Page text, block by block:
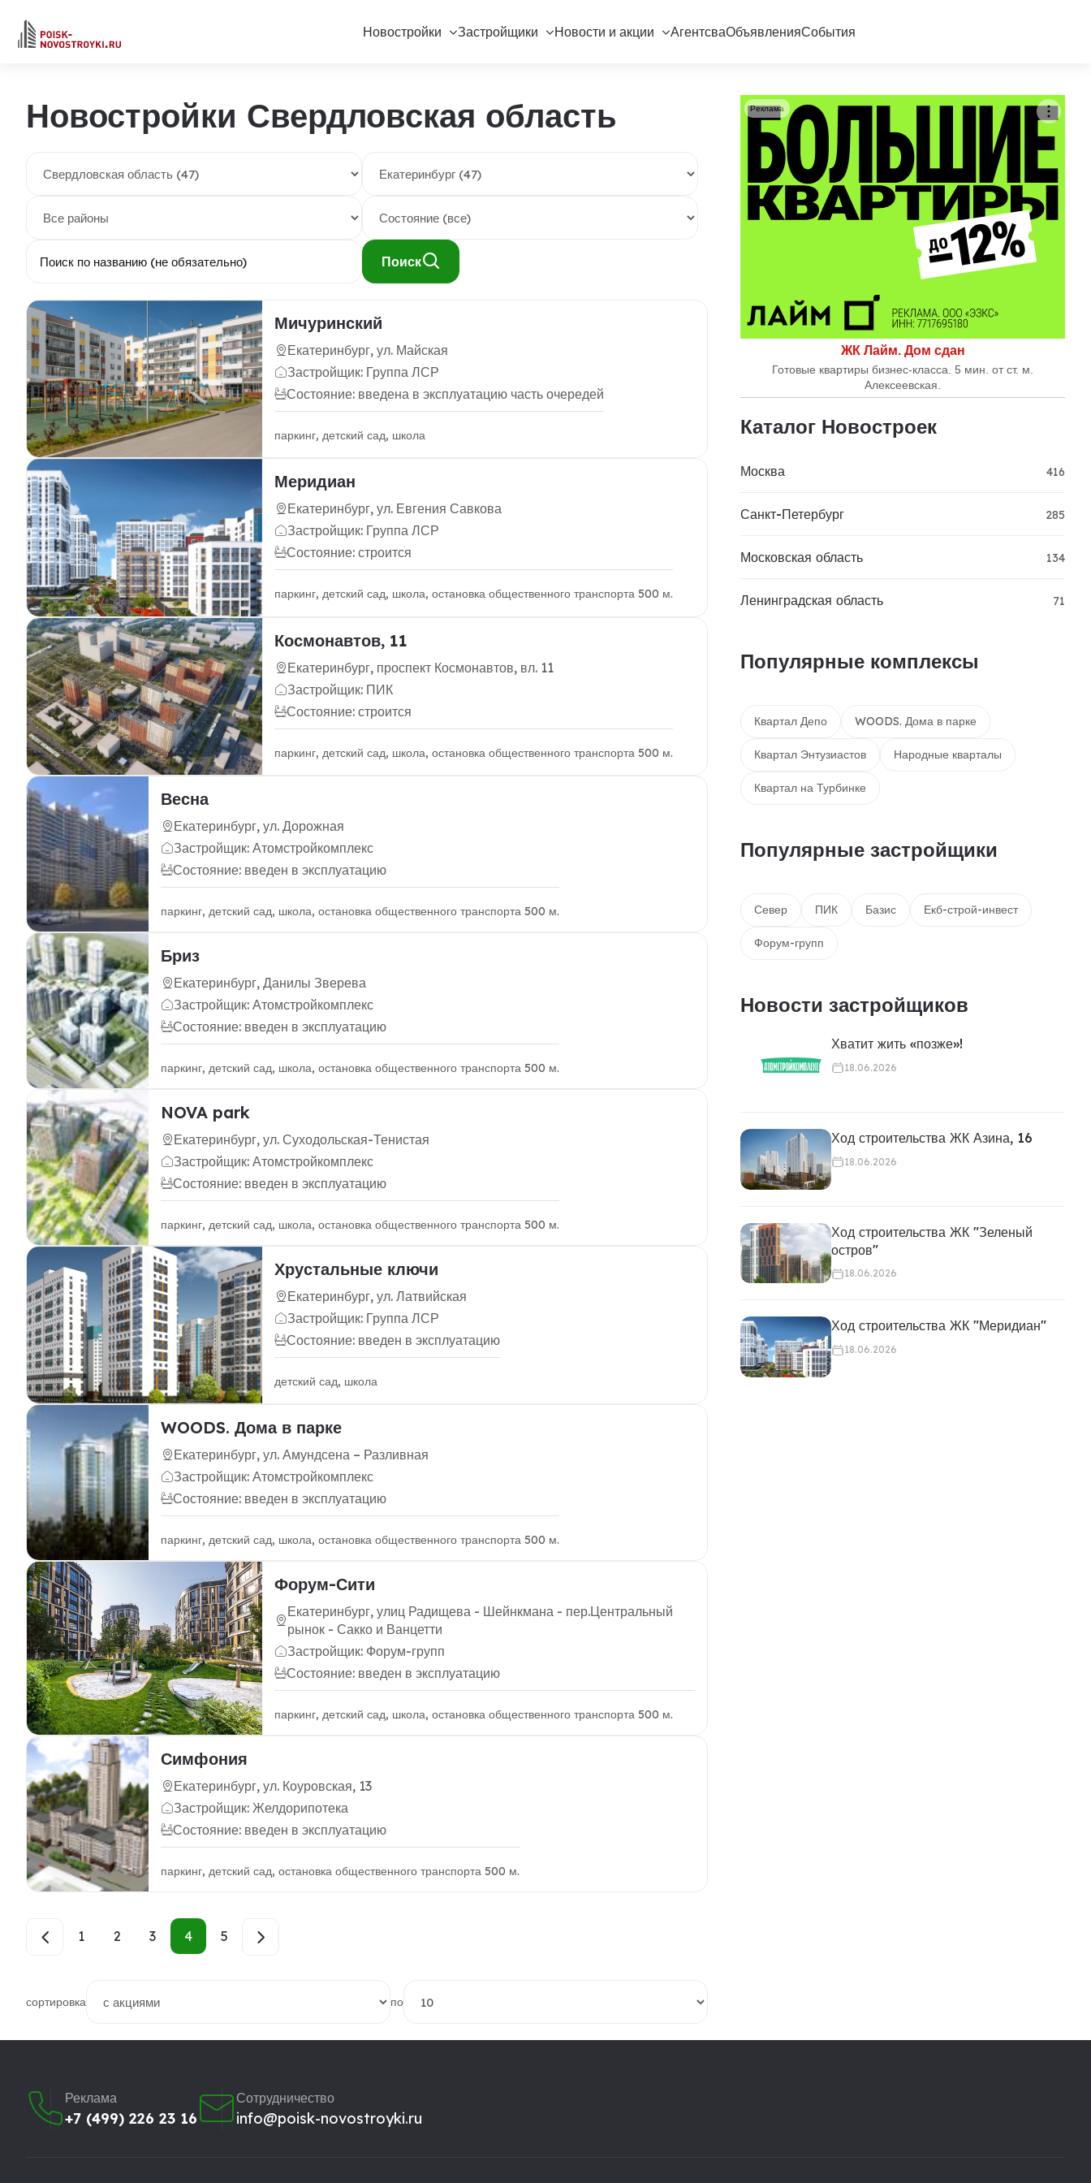
Новостройки Застройщики Новости и акции АгентсваОбъявленияСобытия
Новостройки Свердловская область
Поиск
Мичуринский
Екатеринбург, ул. Майская
Застройщик: Группа ЛСР
Состояние: введена в эксплуатацию часть очередей
паркинг, детский сад, школа
Меридиан
Екатеринбург, ул. Евгения Савкова
Застройщик: Группа ЛСР
Состояние: строится
паркинг, детский сад, школа, остановка общественного транспорта 500 м.
Космонавтов, 11
Екатеринбург, проспект Космонавтов, вл. 11
Застройщик: ПИК
Состояние: строится
паркинг, детский сад, школа, остановка общественного транспорта 500 м.
Весна
Екатеринбург, ул. Дорожная
Застройщик: Атомстройкомплекс
Состояние: введен в эксплуатацию
паркинг, детский сад, школа, остановка общественного транспорта 500 м.
Бриз
Екатеринбург, Данилы Зверева
Застройщик: Атомстройкомплекс
Состояние: введен в эксплуатацию
паркинг, детский сад, школа, остановка общественного транспорта 500 м.
NOVA park
Екатеринбург, ул. Суходольская-Тенистая
Застройщик: Атомстройкомплекс
Состояние: введен в эксплуатацию
паркинг, детский сад, школа, остановка общественного транспорта 500 м.
Хрустальные ключи
Екатеринбург, ул. Латвийская
Застройщик: Группа ЛСР
Состояние: введен в эксплуатацию
детский сад, школа
WOODS. Дома в парке
Екатеринбург, ул. Амундсена – Разливная
Застройщик: Атомстройкомплекс
Состояние: введен в эксплуатацию
паркинг, детский сад, школа, остановка общественного транспорта 500 м.
Форум-Сити
Екатеринбург, улиц Радищева - Шейнкмана - пер.Центральный
рынок - Сакко и Ванцетти
Застройщик: Форум-групп
Состояние: введен в эксплуатацию
паркинг, детский сад, школа, остановка общественного транспорта 500 м.
Симфония
Екатеринбург, ул. Коуровская, 13
Застройщик: Желдорипотека
Состояние: введен в эксплуатацию
паркинг, детский сад, остановка общественного транспорта 500 м.
1 2 3 4 5
сортировка по
ЖК Лайм. Дом сдан
Готовые квартиры бизнес-класса. 5 мин. от ст. м.
Алексеевская.
Реклама
Каталог Новостроек
Москва 416
Санкт-Петербург 285
Московская область 134
Ленинградская область 71
Популярные комплексы
Квартал Депо WOODS. Дома в парке
Квартал Энтузиастов Народные кварталы
Квартал на Турбинке
Популярные застройщики
Север ПИК Базис Екб-строй-инвест
Форум-групп
Новости застройщиков
Хватит жить «позже»!
18.06.2026
Ход строительства ЖК Азина, 16
18.06.2026
Ход строительства ЖК "Зеленый
остров"
18.06.2026
Ход строительства ЖК "Меридиан"
18.06.2026
Реклама
+7 (499) 226 23 16
Сотрудничество
info@poisk-novostroyki.ru